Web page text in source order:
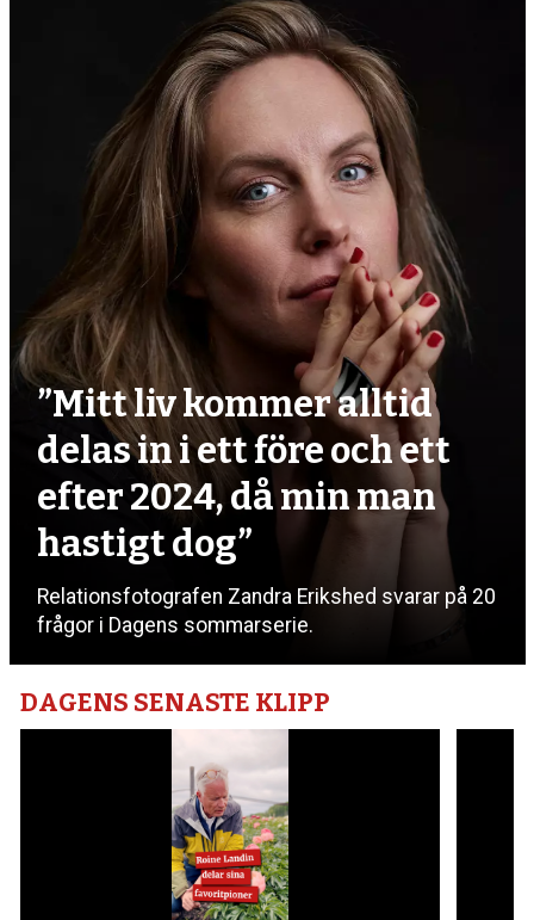
”Mitt liv kommer alltid
delas in i ett före och ett
efter 2024, då min man
hastigt dog”
Relationsfotografen Zandra Erikshed svarar på 20
frågor i Dagens sommarserie.
DAGENS SENASTE KLIPP